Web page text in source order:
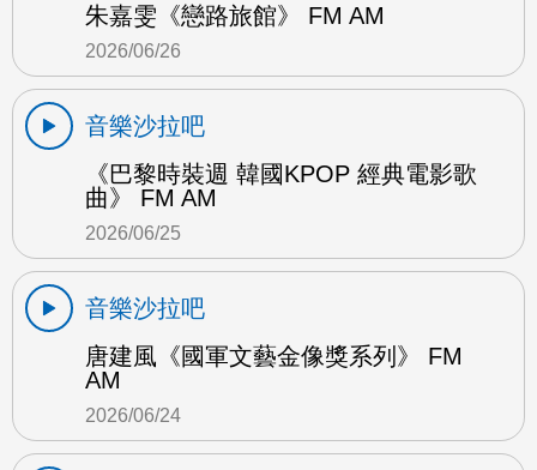
朱嘉雯《戀路旅館》 FM AM
2026/06/26
音樂沙拉吧
《巴黎時裝週 韓國KPOP 經典電影歌
曲》 FM AM
2026/06/25
音樂沙拉吧
唐建風《國軍文藝金像獎系列》 FM
AM
2026/06/24